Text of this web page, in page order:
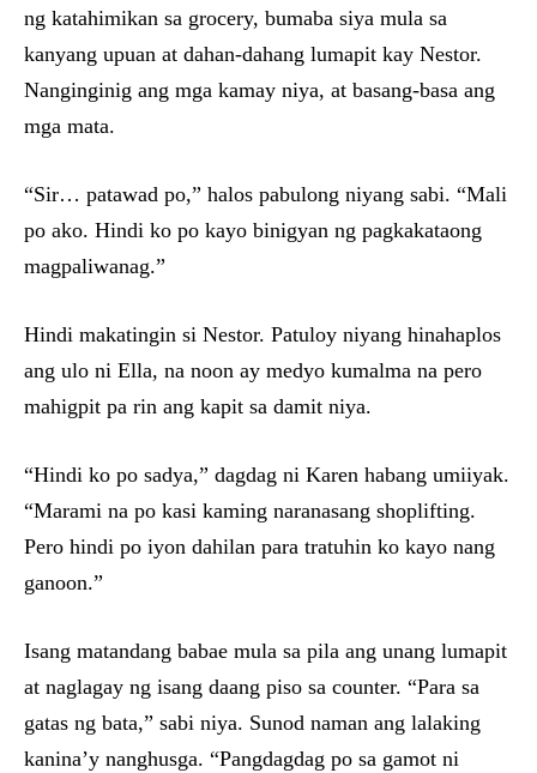
ng katahimikan sa grocery, bumaba siya mula sa
kanyang upuan at dahan-dahang lumapit kay Nestor.
Nanginginig ang mga kamay niya, at basang-basa ang
mga mata.
“Sir… patawad po,” halos pabulong niyang sabi. “Mali
po ako. Hindi ko po kayo binigyan ng pagkakataong
magpaliwanag.”
Hindi makatingin si Nestor. Patuloy niyang hinahaplos
ang ulo ni Ella, na noon ay medyo kumalma na pero
mahigpit pa rin ang kapit sa damit niya.
“Hindi ko po sadya,” dagdag ni Karen habang umiiyak.
“Marami na po kasi kaming naranasang shoplifting.
Pero hindi po iyon dahilan para tratuhin ko kayo nang
ganoon.”
Isang matandang babae mula sa pila ang unang lumapit
at naglagay ng isang daang piso sa counter. “Para sa
gatas ng bata,” sabi niya. Sunod naman ang lalaking
kanina’y nanghusga. “Pangdagdag po sa gamot ni